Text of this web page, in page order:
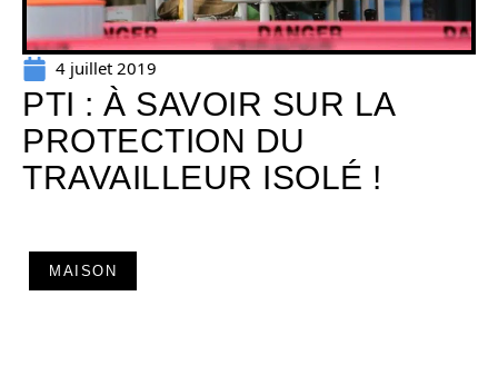
4 juillet 2019
PTI : À SAVOIR SUR LA
PROTECTION DU
TRAVAILLEUR ISOLÉ !
MAISON